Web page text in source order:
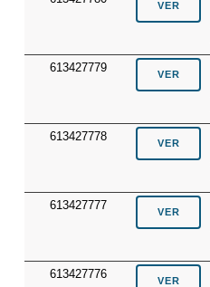
613427779
613427778
613427777
613427776